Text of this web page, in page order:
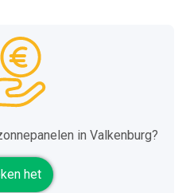
in Valkenburg?
het